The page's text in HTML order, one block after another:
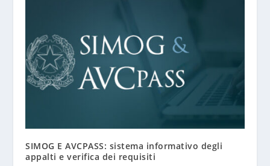
SIMOG E AVCPASS: sistema informativo degli
appalti e verifica dei requisiti